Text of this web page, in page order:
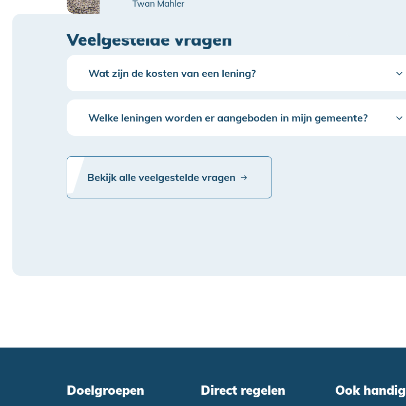
Twan Mahler
Veelgestelde vragen
Wat zijn de kosten van een lening?
Welke leningen worden er aangeboden in mijn gemeente?
Bekijk alle veelgestelde vragen
Doelgroepen Direct regelen Ook handig